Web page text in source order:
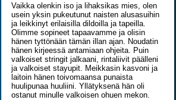
Vaikka olenkin iso ja lihaksikas mies, olen
usein yksin pukeutunut naisten alusasuihin
ja leikkinyt erilaisilla dildoilla ja tapeilla.
Olimme sopineet tapaavamme ja olisin
hänen tyttönään tämän illan ajan. Noudatin
hänen kirjeessä antamiaan ohjeita. Puin
valkoiset stringit jalkaani, rintaliivit päälleni
ja valkoiset stayupit. Meikkasin kasvoni ja
laitoin hänen toivomaansa punaista
huulipunaa huuliini. Yllätyksenä hän oli
ostanut minulle valkoisen ohuen mekon.